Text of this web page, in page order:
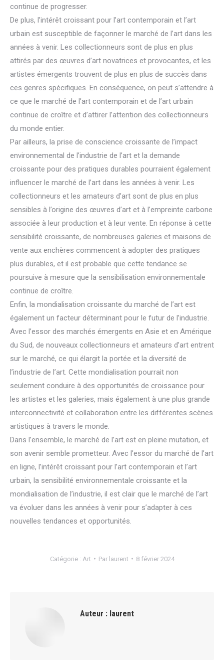
continue de progresser.
De plus, l’intérêt croissant pour l’art contemporain et l’art
urbain est susceptible de façonner le marché de l’art dans les
années à venir. Les collectionneurs sont de plus en plus
attirés par des œuvres d’art novatrices et provocantes, et les
artistes émergents trouvent de plus en plus de succès dans
ces genres spécifiques. En conséquence, on peut s’attendre à
ce que le marché de l’art contemporain et de l’art urbain
continue de croître et d’attirer l’attention des collectionneurs
du monde entier.
Par ailleurs, la prise de conscience croissante de l’impact
environnemental de l’industrie de l’art et la demande
croissante pour des pratiques durables pourraient également
influencer le marché de l’art dans les années à venir. Les
collectionneurs et les amateurs d’art sont de plus en plus
sensibles à l’origine des œuvres d’art et à l’empreinte carbone
associée à leur production et à leur vente. En réponse à cette
sensibilité croissante, de nombreuses galeries et maisons de
vente aux enchères commencent à adopter des pratiques
plus durables, et il est probable que cette tendance se
poursuive à mesure que la sensibilisation environnementale
continue de croître.
Enfin, la mondialisation croissante du marché de l’art est
également un facteur déterminant pour le futur de l’industrie.
Avec l’essor des marchés émergents en Asie et en Amérique
du Sud, de nouveaux collectionneurs et amateurs d’art entrent
sur le marché, ce qui élargit la portée et la diversité de
l’industrie de l’art. Cette mondialisation pourrait non
seulement conduire à des opportunités de croissance pour
les artistes et les galeries, mais également à une plus grande
interconnectivité et collaboration entre les différentes scènes
artistiques à travers le monde.
Dans l’ensemble, le marché de l’art est en pleine mutation, et
son avenir semble prometteur. Avec l’essor du marché de l’art
en ligne, l’intérêt croissant pour l’art contemporain et l’art
urbain, la sensibilité environnementale croissante et la
mondialisation de l’industrie, il est clair que le marché de l’art
va évoluer dans les années à venir pour s’adapter à ces
nouvelles tendances et opportunités.
Catégorie : Art Par laurent 8 février 2024
Auteur : laurent